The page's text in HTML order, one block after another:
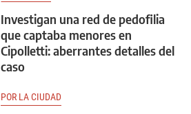
Investigan una red de pedofilia
que captaba menores en
Cipolletti: aberrantes detalles del
caso
POR LA CIUDAD